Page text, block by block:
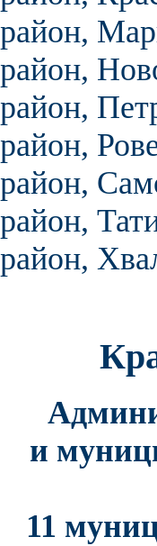
район,
район,
район,
район,
район,
район,
район,
и
11